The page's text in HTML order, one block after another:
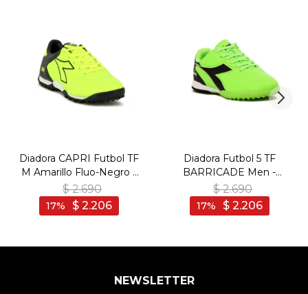
Diadora CAPRI Futbol TF
M Amarillo Fluo-Negro -
Amarillo Fluo-Negro
$ 2.690
$ 2.206
17
Diadora Futbol 5 TF
BARRICADE Men -
Verde/Negro - Verde-
Negro
$ 2.690
$ 2.206
17
NEWSLETTER